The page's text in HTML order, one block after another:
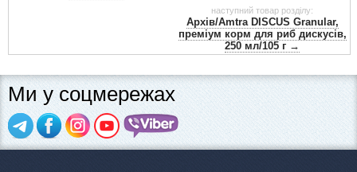
наступний товар розділу:
Архів/Amtra DISCUS Granular,
преміум корм для риб дискусів,
250 мл/105 г →
Ми у соцмережах